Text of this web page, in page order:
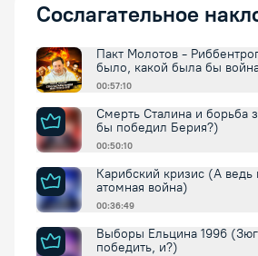
Сослагательное
Пакт Молотов -
было, какой была бы
00:57:10
Смерть Сталина и борьба
бы победил Берия?)
00:50:10
Карибский кризис (А ведь
атомная война)
00:36:49
Выборы Ельцина 1996
победить, и?)